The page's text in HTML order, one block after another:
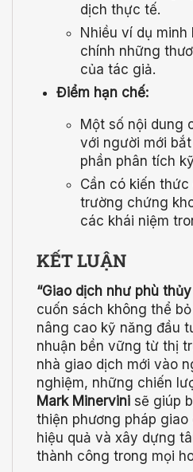
dịch thực tế.
Nhiều ví dụ
chính những
của tác giả.
Điểm hạn chế:
Một số nội dung
với người mới
phần phân tích
Cần có kiến
trường chứng
các khái niệm
KẾT LUẬN
“Giao dịch như phù
cuốn sách không thể
nâng cao kỹ năng đầu
nhuận bền vững từ thị
nhà giao dịch mới vào
nghiệm, những chiến
Mark Minervini sẽ giúp
thiện phương pháp
hiệu quả và xây dựng
thành công trong mọi